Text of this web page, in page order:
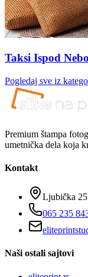
Taksi Ispod
Pogledaj sve iz
Premium štampa
umetnička dela koja
Kontakt
Ljubička
065 235
Naši ostali sajtovi